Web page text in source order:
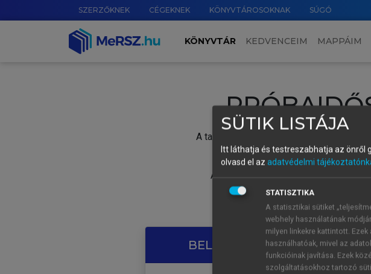
SZERZŐKNEK CÉGEKNEK KÖNYVTÁROSOKNAK SÚGÓ
KÖNYVTÁR KEDVENCEIM MAPPÁIM
A tartalom megtekintéséhez lépj be a
Új felhasználóként1
A próbaidőszak elindításához,
A regisztráció után a
BELÉPÉS SAJÁT FIÓKKAL
SÜTIK LISTÁJA
Itt láthatja és testreszabhatja az önről
olvasd el az adatvédelmi
STATISZTIKA
A statisztikai sütiket
webhely használatának
milyen linkekre kattintott.
használhatóak, mivel az
funkcióinak javítása. Ezek
szolgáltatásokhoz tartozó